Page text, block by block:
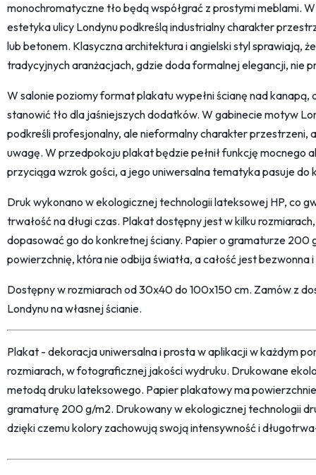
monochromatyczne tło będą współgrać z prostymi meblami.
estetyka ulicy Londynu podkreślą industrialny charakter
lub betonem. Klasyczna architektura i angielski styl sprawiają,
tradycyjnych aranżacjach, gdzie doda formalnej elegancji, nie
W salonie poziomy format plakatu wypełni ścianę nad
stanowić tło dla jaśniejszych dodatków. W gabinecie motyw
podkreśli profesjonalny, ale nieformalny charakter przestrzeni,
uwagę. W przedpokoju plakat będzie pełnił funkcję mocnego
przyciąga wzrok gości, a jego uniwersalna tematyka pasuje do
Druk wykonano w ekologicznej technologii lateksowej HP, co
trwałość na długi czas. Plakat dostępny jest w kilku
dopasować go do konkretnej ściany. Papier o gramaturze 200
powierzchnię, która nie odbija światła, a całość jest bezwonna
Dostępny w rozmiarach od 30x40 do 100x150 cm. Zamów z
Londynu na własnej ścianie.
Plakat - dekoracja uniwersalna i prosta w aplikacji w każdym
rozmiarach, w fotograficznej jakości wydruku. Drukowane
metodą druku lateksowego. Papier plakatowy ma
gramaturę 200 g/m2. Drukowany w ekologicznej technologii
dzięki czemu kolory zachowują swoją intensywność i